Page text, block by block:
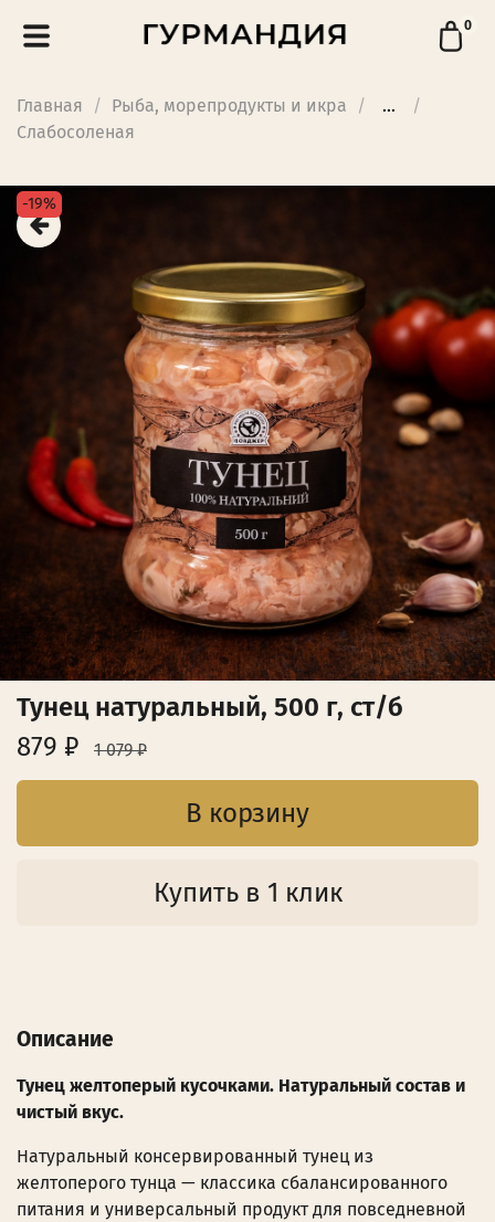
0
Главная Рыба, морепродукты и икра
...
Слабосоленая
-19%
Тунец натуральный, 500 г, ст/б
879 ₽
1 079 ₽
В корзину
Купить в 1 клик
Описание
Тунец желтоперый кусочками. Натуральный состав и
чистый вкус.
Натуральный консервированный тунец из
желтоперого тунца — классика сбалансированного
питания и универсальный продукт для повседневной